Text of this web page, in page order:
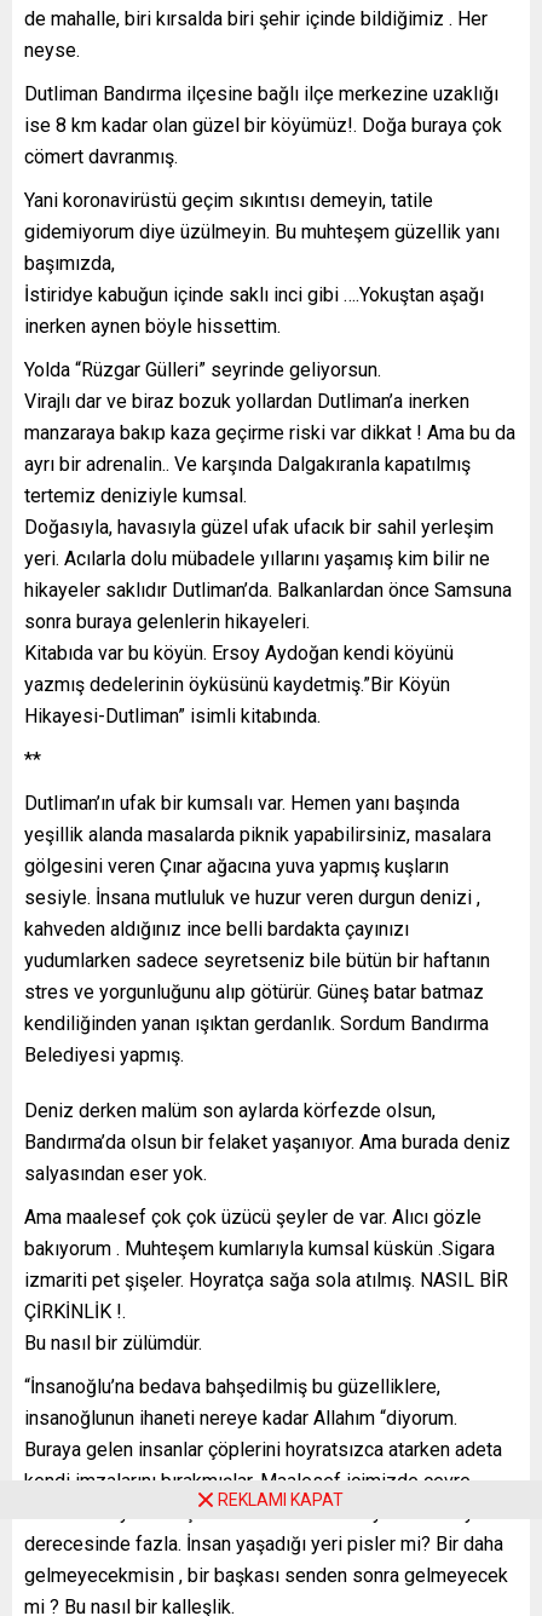
de mahalle, biri kırsalda biri şehir içinde bildiğimiz . Her
neyse.
Dutliman Bandırma ilçesine bağlı ilçe merkezine uzaklığı
ise 8 km kadar olan güzel bir köyümüz!. Doğa buraya çok
cömert davranmış.
Yani koronavirüstü geçim sıkıntısı demeyin, tatile
gidemiyorum diye üzülmeyin. Bu muhteşem güzellik yanı
başımızda,
İstiridye kabuğun içinde saklı inci gibi ….Yokuştan aşağı
inerken aynen böyle hissettim.
Yolda “Rüzgar Gülleri” seyrinde geliyorsun.
Virajlı dar ve biraz bozuk yollardan Dutliman’a inerken
manzaraya bakıp kaza geçirme riski var dikkat ! Ama bu da
ayrı bir adrenalin.. Ve karşında Dalgakıranla kapatılmış
tertemiz deniziyle kumsal.
Doğasıyla, havasıyla güzel ufak ufacık bir sahil yerleşim
yeri. Acılarla dolu mübadele yıllarını yaşamış kim bilir ne
hikayeler saklıdır Dutliman’da. Balkanlardan önce Samsuna
sonra buraya gelenlerin hikayeleri.
Kitabıda var bu köyün. Ersoy Aydoğan kendi köyünü
yazmış dedelerinin öyküsünü kaydetmiş.”Bir Köyün
Hikayesi-Dutliman” isimli kitabında.
**
Dutliman’ın ufak bir kumsalı var. Hemen yanı başında
yeşillik alanda masalarda piknik yapabilirsiniz, masalara
gölgesini veren Çınar ağacına yuva yapmış kuşların
sesiyle. İnsana mutluluk ve huzur veren durgun denizi ,
kahveden aldığınız ince belli bardakta çayınızı
yudumlarken sadece seyretseniz bile bütün bir haftanın
stres ve yorgunluğunu alıp götürür. Güneş batar batmaz
kendiliğinden yanan ışıktan gerdanlık. Sordum Bandırma
Belediyesi yapmış.
Deniz derken malüm son aylarda körfezde olsun,
Bandırma’da olsun bir felaket yaşanıyor. Ama burada deniz
salyasından eser yok.
Ama maalesef çok çok üzücü şeyler de var. Alıcı gözle
bakıyorum . Muhteşem kumlarıyla kumsal küskün .Sigara
izmariti pet şişeler. Hoyratça sağa sola atılmış. NASIL BİR
ÇİRKİNLİK !.
Bu nasıl bir zülümdür.
“İnsanoğlu’na bedava bahşedilmiş bu güzelliklere,
insanoğlunun ihaneti nereye kadar Allahım “diyorum.
Buraya gelen insanlar çöplerini hoyratsızca atarken adeta
kendi imzalarını bırakmışlar. Maalesef içimizde çevre
bilincinden yoksun çok fazla insan var. Duyarsızlık isyan
derecesinde fazla. İnsan yaşadığı yeri pisler mi? Bir daha
gelmeyecekmisin , bir başkası senden sonra gelmeyecek
mi ? Bu nasıl bir kalleşlik.
REKLAMI KAPAT